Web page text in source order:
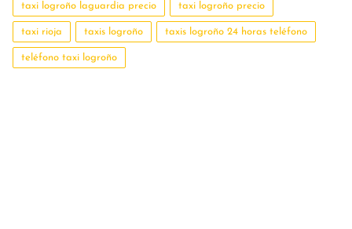
taxi logroño laguardia precio taxi logroño precio
taxi rioja taxis logroño taxis logroño 24 horas teléfono
teléfono taxi logroño